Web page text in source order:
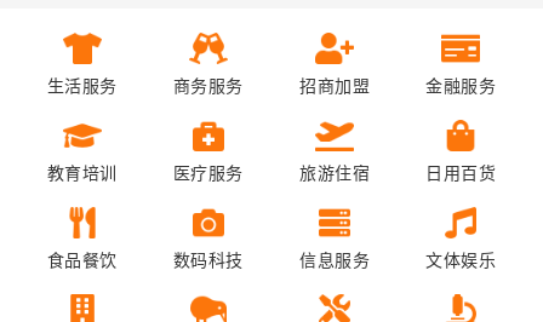
生活服务 商务服务 招商加盟 金融服务
教育培训 医疗服务 旅游住宿 日用百货
食品餐饮 数码科技 信息服务 文体娱乐